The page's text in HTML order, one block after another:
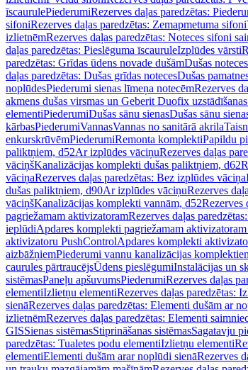
īscaurulePiederumiRezerves daļas paredzētas:
sifoniRezerves daļas paredzētas: Zemapmetuma sifoni
izlietnēmRezerves daļas paredzētas: Noteces sifoni
daļas paredzētas: Pieslēguma īscauruleIzplūdes vārsti
paredzētas: Grīdas ūdens novade dušāmDušas noteces
daļas paredzētas: Dušas grīdas notecesDušas
noplūdesPiederumi sienas līmeņa notecēmRezerves
akmens dušas virsmas un Geberit Duofix
elementiPiederumiDušas sānu sienasDušas sānu
kārbasPiederumiVannasVannas no sanitārā akrila
enkurskrūvēmPiederumiRemonta komplektiPapildu
paliktņiem, d52Ar izplūdes vāciņuRezerves daļas
vāciņšKanalizācijas komplekti dušas paliktņiem, d62
vāciņaRezerves daļas paredzētas: Bez izplūdes vāciņa
dušas paliktņiem, d90Ar izplūdes vāciņuRezerves
vāciņšKanalizācijas komplekti vannām, d52Rezerves
pagriežamam aktivizatoramRezerves daļas
ieplūdiApdares komplekti pagriežamam
aktivizatoru PushControlApdares komplekti
aizbāžņiemPiederumi vannu kanalizācijas
caurules pārtraucējsŪdens pieslēgumiInstalācijas un
sistēmasPaneļu apšuvumsPiederumiRezerves daļas
elementiIzlietņu elementiRezerves daļas paredzētas:
sienāRezerves daļas paredzētas: Elementi dušām ar
izlietnēmRezerves daļas paredzētas: Elementi
GISSienas sistēmasStiprināšanas sistēmasSagatavju
paredzētas: Tualetes podu elementiIzlietņu elementi
elementiElementi dušām arar noplūdi sienāRezerves